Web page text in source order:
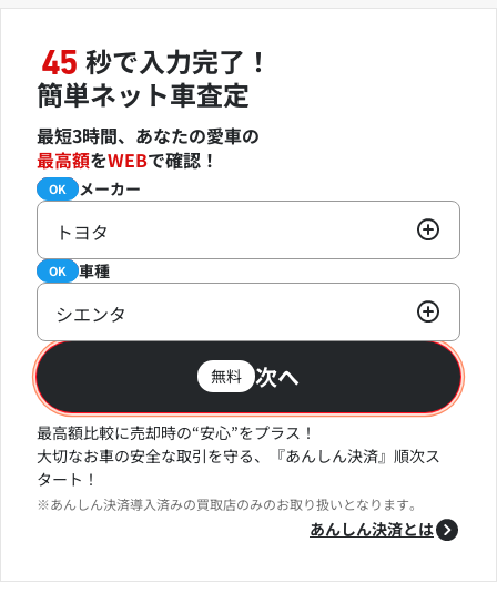
45 秒で入力完了！
簡単ネット車査定
最短3時間、あなたの愛車の
最高額をWEBで確認！
必須 メーカー
OK
トヨタ
必須 車種
OK
シエンタ
無料 次へ
最高額比較に売却時の“安心”をプラス！
大切なお車の安全な取引を守る、『あんしん決済』順次ス
タート！
※あんしん決済導入済みの買取店のみのお取り扱いとなります。
あんしん決済とは